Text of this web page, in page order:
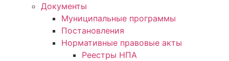
Документы
Муниципальные программы
Постановления
Нормативные правовые акты
Реестры НПА